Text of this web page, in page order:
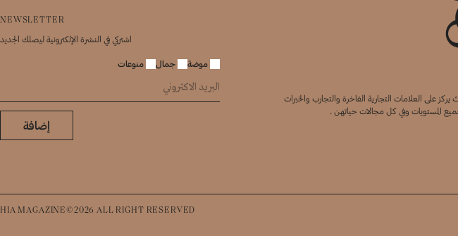
NEWSLETTER
اشتركي في النشرة الإلكترونية ليصلك الجديد
موضة جمال منوعات
إضافة
على العلامات التجارية الفاخرة والتجارب والخبرات
المستويات وفي كل مجالات حياتهن .
HIA MAGAZINE©2026 ALL RIGHT RESERVED